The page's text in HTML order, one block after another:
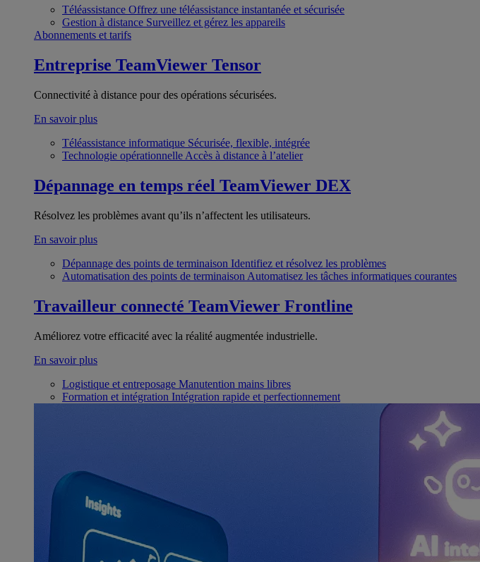
Téléassistance Offrez une téléassistance instantanée et sécurisée
Gestion à distance Surveillez et gérez les appareils
Abonnements et tarifs
Entreprise TeamViewer Tensor
Connectivité à distance pour des opérations sécurisées.
En savoir plus
Téléassistance informatique Sécurisée, flexible, intégrée
Technologie opérationnelle Accès à distance à l’atelier
Dépannage en temps réel TeamViewer DEX
Résolvez les problèmes avant qu’ils n’affectent les utilisateurs.
En savoir plus
Dépannage des points de terminaison Identifiez et résolvez les problèmes
Automatisation des points de terminaison Automatisez les tâches informatiques courantes
Travailleur connecté TeamViewer Frontline
Améliorez votre efficacité avec la réalité augmentée industrielle.
En savoir plus
Logistique et entreposage Manutention mains libres
Formation et intégration Intégration rapide et perfectionnement